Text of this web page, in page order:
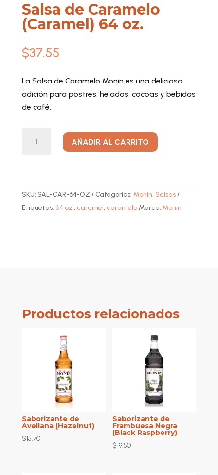
Salsa de Caramelo
(Caramel) 64 oz.
$37.55
La Salsa de Caramelo Monin es una deliciosa
adición para postres, helados, cocoas y bebidas
de café.
64
cantidad
AÑADIR AL CARRITO
A
l
r
SKU: SAL-CAR-64-OZ Categorías: Monin, Salsas
Etiquetas: 64 oz., caramel, caramelo Marca: Monin
Productos relacionados
Saborizante de
Avellana (Hazelnut)
$15.70
Saborizante de
Frambuesa Negra
(Black Raspberry)
$19.50